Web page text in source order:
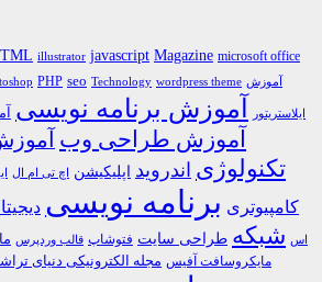
illustrator javascript Magazine microsoft office
PHP seo Technology wordpress theme آموزش
ایلاستریتور آموزش برنامه نویسی
آموزش طراحی وب
تکنولوژی اندروید اپلیکیشن اچ تی ام ال
کامپیوتری برنامه نویسی
اس شبکه طراحی سایت فتوشاپ قالب وردپرس
مایکروسافت آفیس مجله الکترونیکی دنیای